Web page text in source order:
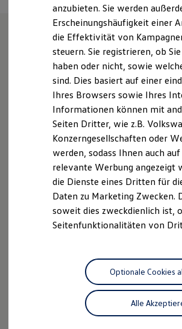
VW Connect für Ihren
VW Connect für Ihren
VW Connect für andere
Fleet Interface Data
Multistop Pathfinder
Übersicht Software
Digitales Bordbuch
Fahrerassistenz- und
Kontrollleuchten
Kurzfahrprofile und
Batterieverordnung
XTL-Dieselkraftstoff
Ersatzteile und
Original Zubehör und Lifestyle
myVolkswagen
myVolkswagen Business
Elektrisch & Autonom
Unser Ansatz
Reichweitensimulator
Ladezeitensimulator
Ladelösungen für
Ladelösungen für
Wallbox und Ladekabel
Bidirektionales Laden
Unsere Leistungen
Überblick
Service
Unsere
anzubieten. Sie werden
Erscheinungshäufigkeit einer
die Effektivität von
steuern. Sie registrieren, ob
haben oder nicht, sowie
sind. Dies basiert auf einer
Ihres Browsers sowie Ihres
Informationen können mit
Seiten Dritter, wie z.B.
Konzerngesellschaften oder
werden, sodass Ihnen auch
relevante Werbung angezeigt
die Dienste eines Dritten für
Daten zu Marketing Zwecken.
soweit dies zweckdienlich ist,
Seitenfunktionalitäten von
Alle
Optionale Cookies